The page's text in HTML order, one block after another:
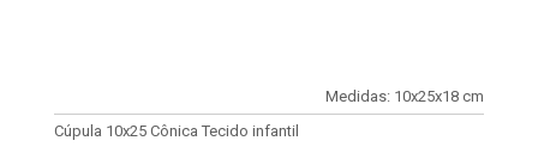
Medidas: 10x25x18 cm
Cúpula 10x25 Cônica Tecido infantil